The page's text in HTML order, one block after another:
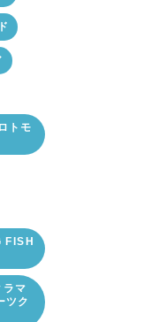
トモ
マ
ツク